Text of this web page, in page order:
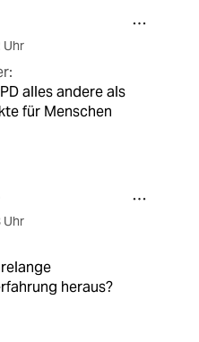
Uhr
alles andere als
für Menschen
Uhr
heraus?